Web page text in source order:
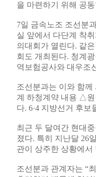
을 마련하기 위해 공
7일 금속노조 조선분
실 앞에서 다단계 착
의대회가 열린다. 같
회도 개최된다. 청계
역보험공사와 대우조
조선분과는 이와 함
계 하청계약 내용 △원
다. 6·4 지방선거 후
최근 두 달여간 현대
졌다. 특히 지난달 26
관이 상주한 상황에
조선분과 관계자는 “